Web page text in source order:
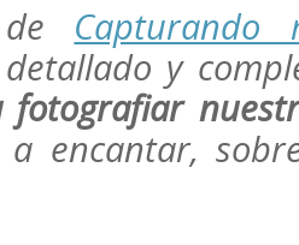
Capturando
y
fotografiar
a encantar,